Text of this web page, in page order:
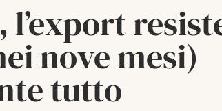
l’export
nove mesi)
tutto